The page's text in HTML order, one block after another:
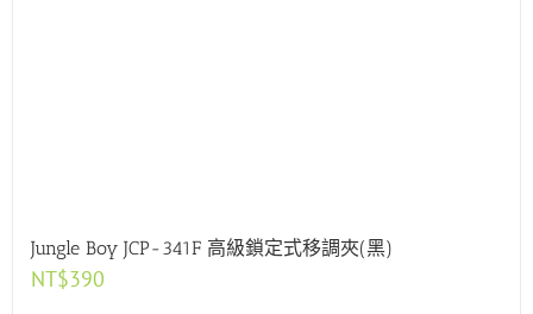
Jungle Boy JCP-341F 高級鎖定式移調夾(黑)
NT$390